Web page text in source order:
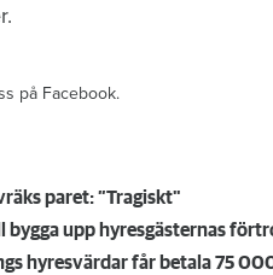
på Facebook.
paret: ”Tragiskt"
bygga upp hyresgästernas